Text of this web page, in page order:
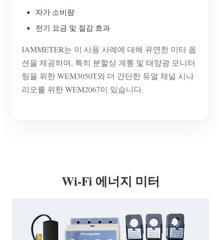
자가 소비량
전기 요금 및 절감 효과
IAMMETER는 이 사용 사례에 대해 유연한 미터 옵
션을 제공하며, 특히 분할상 계통 및 태양광 모니터
링을 위한 WEM3050T와 더 간단한 듀얼 채널 시나
리오를 위한 WEM2067이 있습니다.
Wi-Fi 에너지 미터